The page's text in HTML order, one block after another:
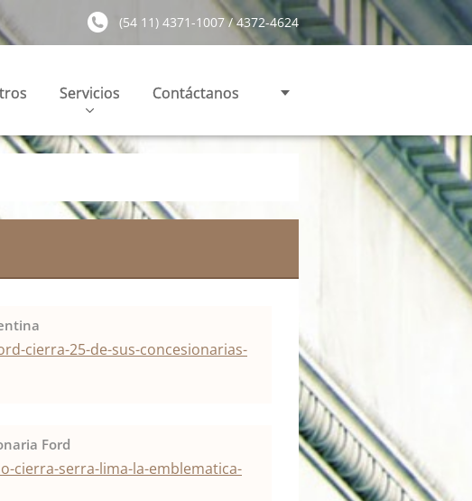
(54 11) 4371-1007 / 4372-4624
Servicios Contáctanos
cierra-25-de-sus-concesionarias-
Ford
cierra-serra-lima-la-emblematica-